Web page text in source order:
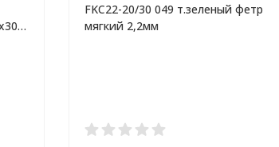
FKC22-20/30 049 т.зеленый фетр
мягкий 2,2мм